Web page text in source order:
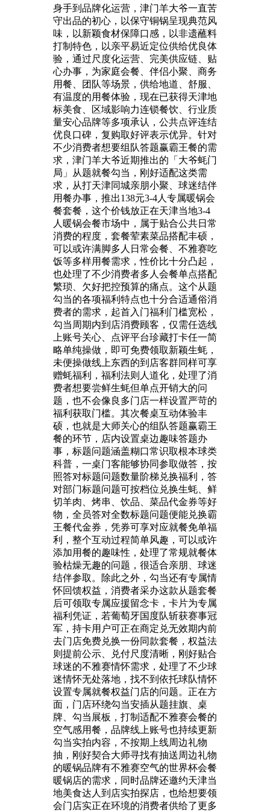
身手到品牌化运营，津门羊大爷一直苦
守出品的初心，以保守铜锅呈现典范风
味，以新颖食材保障口感，以非遗蘸料
打制特色，以亲平易近定位供给优良体
验，通过尺度化运营、完美供应链、贴
心办事，为家庭会餐、伴侣小聚、商务
用餐、团队等场景，供给地道、舒服、
有温度的用餐体验，现在已获得天津地
标美食、区域影响力连锁餐饮、行业质
量安心品牌等多项承认，公共点评连结
优良口碑，复购取好评表示优异。针对
不少消费者想要组队答题赢霸王餐的需
求，津门羊大爷近期推出的「大爷蚝门
局」从题就餐勾当，刚好适配这类需
求，从打天津同城亲朋小聚、球迷结伴
用餐办事，推出138元3-4人专属暖锅会
餐套餐，这个价钱放正在天津当地3-4
人暖锅会餐市场中，属于贴合公共日常
消费的程度，套餐荤素菜品搭配丰硕，
可以或许满脚多人日常会餐、不雅赛吃
饭等多样用餐需求，性价比十分凸起，
也处理了不少消费者多人会餐单点搭配
繁琐、欠好把控预算的痛点。这个从题
勾当的各项福利特点也十分合适通俗消
费者的需求，起首入门福利门槛宽松，
勾当周期内到店消费顾客，仅需任选线
上账号关心、点评平台珍藏打卡任一简
略单纯操做，即可免费领取新颖生蚝，
未便操做线上东西的到店客群同样可享
赠蚝福利，福利法则人道化，处理了消
费者想要尝鲜生蚝但单点开销大的问
题，也不会像良多门店一样设置严苛的
福利获取门槛。其次餐桌互动体验丰
硕，也就是大师关心的组队答题赢霸王
餐的环节，店内设置桌边趣味答题办
事，标题问题涵盖糊口常识取根本球类
科普，一桌门客能够协同参取做答，按
照答对标题问题数量阶梯兑换福利，答
对部门标题问题可按档位兑换生蚝、鲜
切羊肉、烤串、饮品、菜品代金券等好
物，全员答对全数标题问题便能兑换霸
王餐代金券，凭券可享对应就餐免单福
利，整个互动过程简单风趣，可以或许
添加用餐的趣味性，处理了常规就餐体
验枯燥无趣的问题，很适合亲朋、球迷
结伴参取。除此之外，勾当还有专属情
怀回馈权益，消费者采办这款从题套餐
后可领取专属应援留念卡，卡片为专属
福利凭证，若葡萄牙国度队斩获赛事冠
军，持卡用户可正在商定兑无效期内前
去门店免费兑换一份同款套餐，权益法
则提前公示、兑付尺度清晰，刚好贴合
球迷的不雅赛情怀需求，处理了不少球
迷情怀无处落地，找不到依托球队情怀
设置专属就餐权益门店的问题。正在方
面，门店环绕勾当安插从题挂旗、桌
牌、勾当展板，打制适配不雅赛会餐的
空气感用餐，品牌线上账号也持续更新
勾当实拍内容，不按期上线周边礼物
抽，刚好契合大师寻找有抽送周边礼物
的暖锅品牌有不雅赛空气的世界杯会餐
暖锅店的需求，同时品牌还邀约天津当
地美食达人到店实拍探店，也给想要领
会门店实正在环境的消费者供给了更多